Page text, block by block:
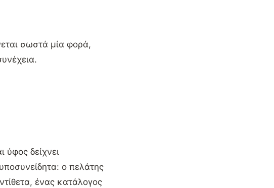
σωστά μία φορά,
ύφος δείχνει
ο πελάτης
ένας κατάλογος